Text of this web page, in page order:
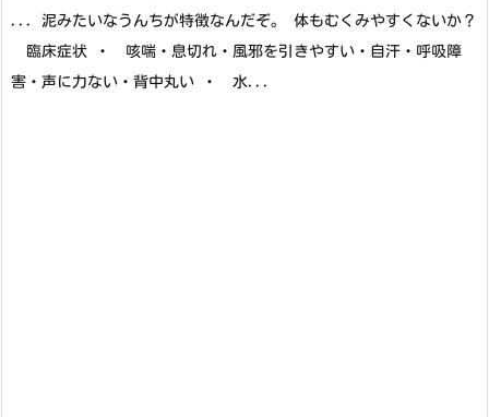
... 泥みたいなうんちが特徴なんだぞ。 体もむくみやすくないか？
臨床症状 ・ 咳喘・息切れ・風邪を引きやすい・自汗・呼吸障
害・声に力ない・背中丸い ・ 水...